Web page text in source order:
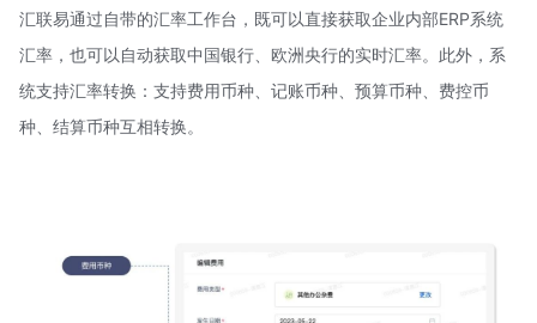
汇联易通过自带的汇率工作台，既可以直接获取企业内部ERP系统
汇率，也可以自动获取中国银行、欧洲央行的实时汇率。此外，系
统支持汇率转换：支持费用币种、记账币种、预算币种、费控币
种、结算币种互相转换。